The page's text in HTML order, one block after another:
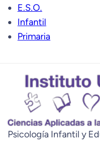
E.S.O.
Infantil
Primaria
Psicología Infantil y